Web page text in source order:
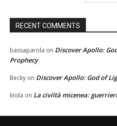
RECENT COMMENTS
bassaparola on Discover Apollo:
Prophecy
Becky on Discover Apollo: God of
linda on La civiltà micenea: